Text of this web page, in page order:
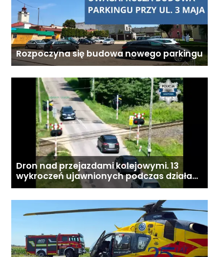
Rozpoczyna się budowa nowego parkingu
Dron nad przejazdami kolejowymi. 13
wykroczeń ujawnionych podczas działań
„Bezpieczny przejazd kolejowy”